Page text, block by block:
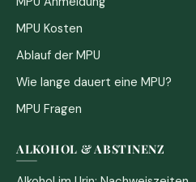
MPU Kosten
Ablauf der MPU
Wie lange dauert eine MPU?
MPU Fragen
ALKOHOL & ABSTINENZ